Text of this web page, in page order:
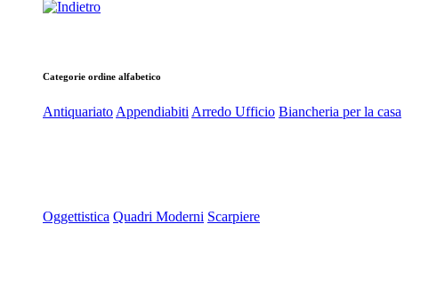
Categorie ordine alfabetico
Antiquariato Appendiabiti Arredo Ufficio Biancheria per la casa
Oggettistica Quadri Moderni Scarpiere